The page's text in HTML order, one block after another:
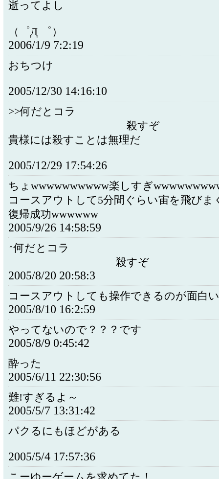
逝ってよし
（゜Д ゜）
2006/1/9 7:2:19
おちつけ
2005/12/30 14:16:10
>>何だと
殺すぞ
貴様には殺すことは無理だ
2005/12/29 17:54:26
ちょwwwwwwwwww楽しすぎ
コースアウトして5分間ぐらい宙を飛びま
復帰成功wwwwww
2005/9/26 14:58:59
↑何だと
殺すぞ
2005/8/20 20:58:3
コースアウトしても操作できるのが面白い
2005/8/10 16:2:59
やってないので？？？です
2005/8/9 0:45:42
酔った
2005/6/11 22:30:56
難!すぎるよ～
2005/5/7 13:31:42
パクるにもほどがある
2005/5/4 17:57:36